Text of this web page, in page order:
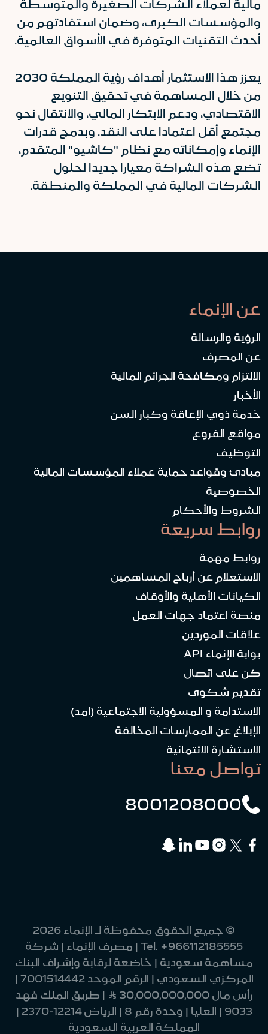
مالية لعملاء الشركات الصغيرة والمتوسطة
والمؤسسات الكبرى، وضمان استفادتهم من
أحدث التقنيات المتوفرة في الأسواق العالمية.
يعزز هذا الاستثمار أهداف رؤية المملكة 2030
من خلال المساهمة في تحقيق التنويع
الاقتصادي، ودعم الابتكار المالي، والانتقال نحو
مجتمع أقل اعتمادًا على النقد. وبدمج قدرات
الإنماء وإمكاناته مع نظام "كاشيو" المتقدم،
تضع هذه الشراكة معيارًا جديدًا لحلول
الشركات المالية في المملكة والمنطقة.
عن الإنماء
الرؤية والرسالة
عن المصرف
الالتزام ومكافحة الجرائم المالية
الأخبار
خدمة ذوي الإعاقة وكبار السن
مواقع الفروع
التوظيف
مبادئ وقواعد حماية عملاء المؤسسات المالية
الخصوصية
الشروط والأحكام
روابط سريعة
روابط مهمة
الاستعلام عن أرباح المساهمين
الكيانات الأهلية والأوقاف
منصة اعتماد جهات العمل
علاقات الموردين
بوابة الإنماء API
كن على اتصال
تقديم شكوى
الاستدامة و المسؤولية الاجتماعية (امد)
الإبلاغ عن الممارسات المخالفة
الاستشارة الائتمانية
تواصل معنا
8001208000
© جميع الحقوق محفوظة لـ الإنماء 2026
Tel. +966112185555
| مصرف الإنماء | شركة
مساهمة سعودية | خاضعة لرقابة وإشراف البنك
المركزي السعودي | الرقم الموحد 7001514442 |
رأس مال 30,000,000,000 Ʀ | طريق الملك فهد
9033 | العليا | وحدة رقم 8 | الرياض 12214-2370 |
المملكة العربية السعودية